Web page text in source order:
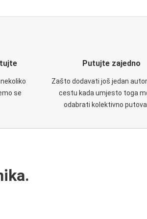
se
Putujte zajedno
Zašto dodavati još jedan
cestu kada umjesto toga
odabrati kolektivno